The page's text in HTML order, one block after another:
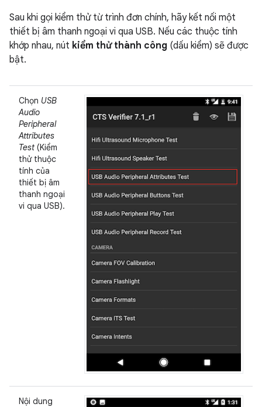
Sau khi gọi kiểm thử từ trình đơn chính, hãy kết nối một
thiết bị âm thanh ngoại vi qua USB. Nếu các thuộc tính
khớp nhau, nút kiểm thử thành công (dấu kiểm) sẽ được
bật.
Chọn USB
Audio
Peripheral
Attributes
Test (Kiểm
thử thuộc
tính của
thiết bị âm
thanh ngoại
vi qua USB).
Nội dung